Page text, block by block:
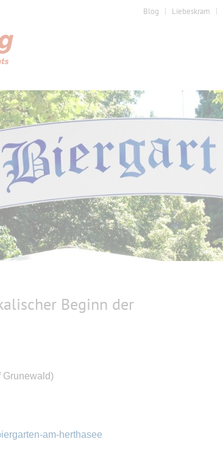
Blog Liebeskram
Beginn der
Grunewald)
am-herthasee